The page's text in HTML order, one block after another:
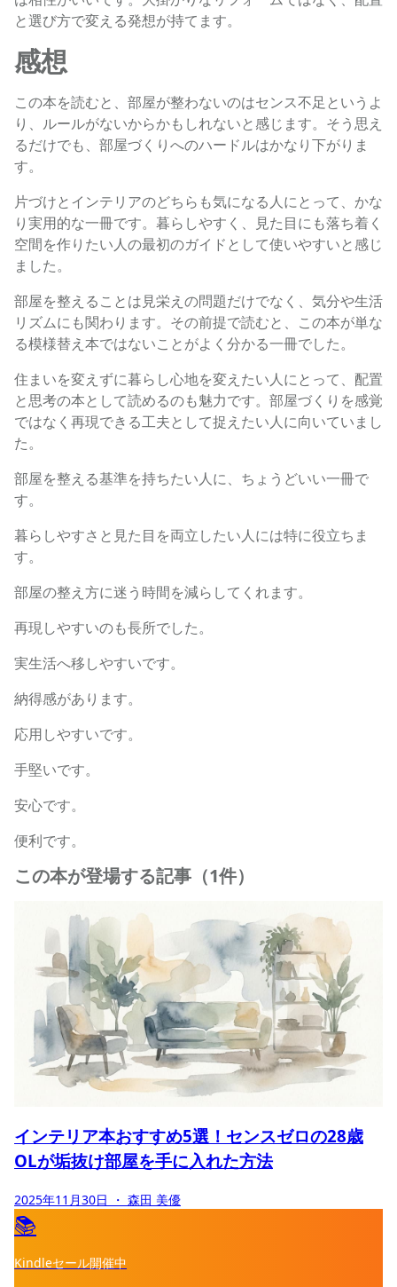
と選び方で変える発想が持てます。
感想
この本を読むと、部屋が整わないのはセンス不足というよ
り、ルールがないからかもしれないと感じます。そう思え
るだけでも、部屋づくりへのハードルはかなり下がりま
す。
片づけとインテリアのどちらも気になる人にとって、かな
り実用的な一冊です。暮らしやすく、見た目にも落ち着く
空間を作りたい人の最初のガイドとして使いやすいと感じ
ました。
部屋を整えることは見栄えの問題だけでなく、気分や生活
リズムにも関わります。その前提で読むと、この本が単な
る模様替え本ではないことがよく分かる一冊でした。
住まいを変えずに暮らし心地を変えたい人にとって、配置
と思考の本として読めるのも魅力です。部屋づくりを感覚
ではなく再現できる工夫として捉えたい人に向いていまし
た。
部屋を整える基準を持ちたい人に、ちょうどいい一冊で
す。
暮らしやすさと見た目を両立したい人には特に役立ちま
す。
部屋の整え方に迷う時間を減らしてくれます。
再現しやすいのも長所でした。
実生活へ移しやすいです。
納得感があります。
応用しやすいです。
手堅いです。
安心です。
便利です。
この本が登場する記事（1件）
インテリア本おすすめ5選！センスゼロの28歳
OLが垢抜け部屋を手に入れた方法
2025年11月30日 ・ 森田 美優
📚
Kindleセール開催中